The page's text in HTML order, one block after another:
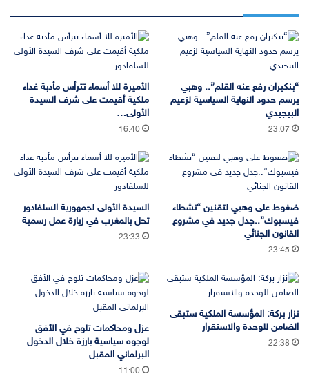
“بنكيران رفع عنه القلم”.. وهبي
يرسم حدود النهاية السياسية لزعيم
البيجيدي
23:07
الأميرة للا أسماء تترأس مأدبة غداء
ملكية أقيمت على شرف السيدة
الأولى…
16:40
ضغوط على وهبي لتقنين “نشطاء
فيسبوك”..جدل جديد في مشروع
القانون الجنائي
23:45
السيدة الأولى لجمهورية السلفادور
تحل بالمغرب في زيارة عمل رسمية
23:33
نزار بركة: المؤسسة الملكية ستبقى
الضامن للوحدة والاستقرار
22:38
عزل ومحاكمات تلوح في الأفق
لوجوه سياسية بارزة خلال الدخول
البرلماني المقبل
11:00